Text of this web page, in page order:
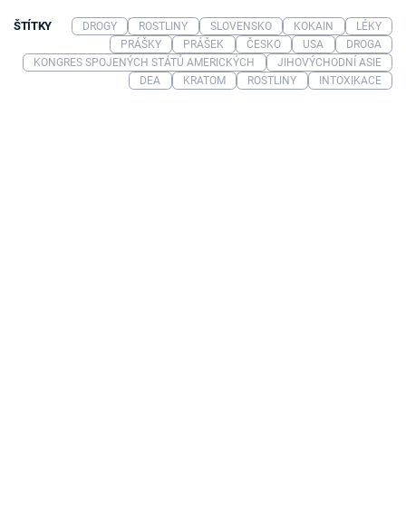
ŠTÍTKY DROGY ROSTLINY SLOVENSKO KOKAIN
LÉKY
PRÁŠKY
PRÁŠEK ČESKO USA
DROGA
KONGRES SPOJENÝCH STÁTŮ AMERICKÝCH
JIHOVÝCHODNÍ ASIE
DEA
KRATOM ROSTLINY INTOXIKACE